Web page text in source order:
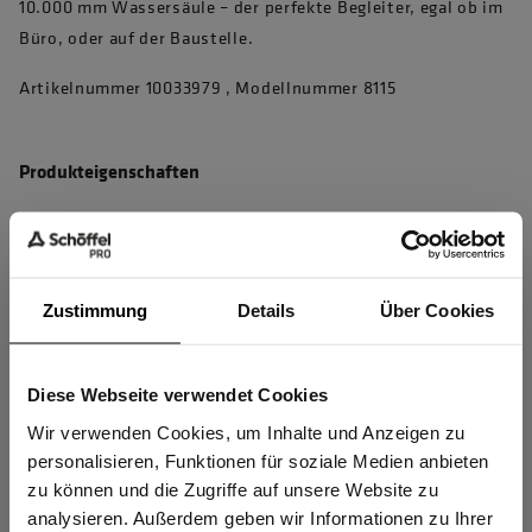
Zustimmung Details Über Cookies
Diese Webseite verwendet Cookies
Wir verwenden Cookies, um Inhalte und Anzeigen zu
personalisieren, Funktionen für soziale Medien anbieten
zu können und die Zugriffe auf unsere Website zu
analysieren. Außerdem geben wir Informationen zu Ihrer
10.000 mm Wassersäule – der perfekte Begleiter, egal ob im
Büro, oder auf der Baustelle.
Artikelnummer 10033979 , Modellnummer 8115
Produkteigenschaften
4D Body Mapping für beste Performance
Winddicht, wasserabweisend und atmungsaktiv für
maximalen Wetterschutz und bestes Körperklima
4-Wege-Stretch für perfekte Bewegungsfreiheit
mehr Komfort
Innenseite mit weichem Waffelfleece
Hochschließender Kragen aus robustem Softshell - hält
kratzigem Bart und Wind stand.
Sind Sie
Gewerbetreibender?
Ich bestätige, dass ich Gewerbetreibender bin. Alle